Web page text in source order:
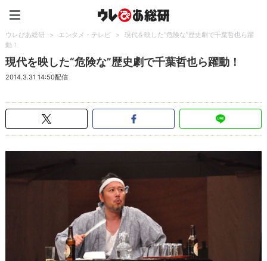
ウレぴあ総研 > エンタメ・テレビ >
現代を映した“危険な”歴史劇で千葉哲也ら躍
動！
現代を映した“危険な”歴史劇で千葉哲也ら躍動！
2014.3.31 14:50配信